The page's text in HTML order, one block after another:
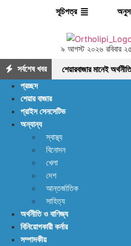
সূচিপত্র
৯ আগস্ট ২০২৬ রবিবার
সর্বশেষ খবর শেয়ারবাজার মানেই
ধারাবাহিক প্রবৃদ্ধি
ডিএসইতে বিক্রির ঝড়, বাজার
ইন্স্যুরেন্স শেয়ারের জোরে
বাজারের পরবর্তী গন্তব্য কোথায়?
ছাড়ালেও সূচকে মন্দা: নিস্প্রাণ
পর্যাপ্ত ঘুমেও ক্লান্তি
প্রচ্ছদ
শেয়ার বাজার
প্রাইস সেনসেটিভ
অন্যান্য
স্বাস্থ্য
বিনোদন
খেলা
দেশ
আন্তর্জাতিক
সাহিত্য
অর্থনীতি ও বাণিজ্য
বিনিয়োগকারী কর্নার
সম্পাদকীয়